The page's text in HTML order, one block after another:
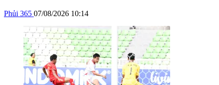
Phủi 365 07/08/2026 10:14